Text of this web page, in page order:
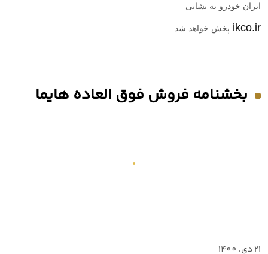
ایران خودرو به نشانی
ikco.ir پخش خواهد شد.
بخشنامه فروش فوق العاده هایما
21 دي، 1400